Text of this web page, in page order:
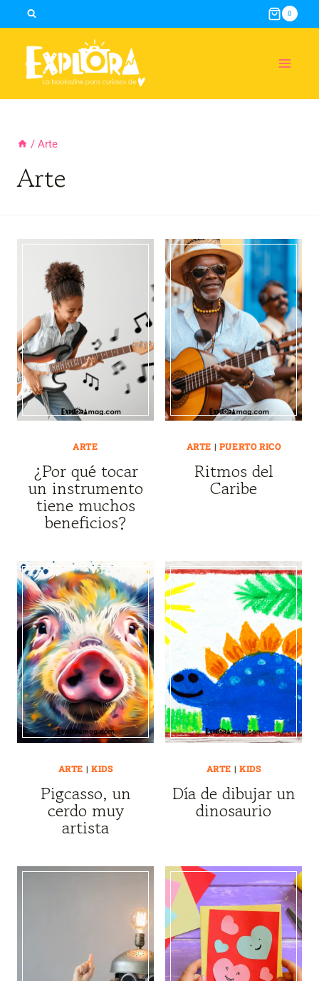
content
0
/ Arte
Arte
ARTE
¿Por qué tocar
un instrumento
tiene muchos
beneficios?
ARTE | PUERTO RICO
Ritmos del
Caribe
ARTE | KIDS
Pigcasso, un
cerdo muy
artista
ARTE | KIDS
Día de dibujar un
dinosaurio